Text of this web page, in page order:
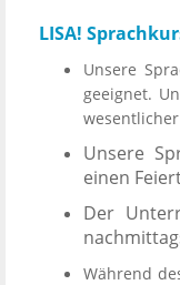
LISA!
Unsere
geeignet.
Unsere
einen
Der
Während